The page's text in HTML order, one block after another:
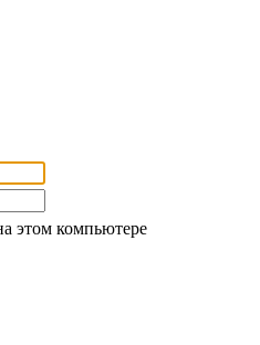
этом компьютере